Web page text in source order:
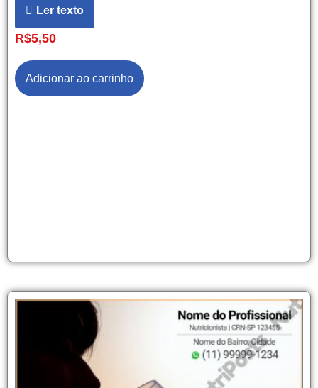
Ler texto
R$5,50
Adicionar ao carrinho